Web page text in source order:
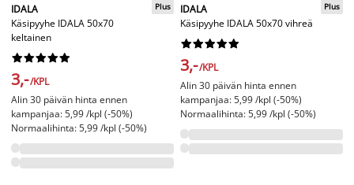
IDALA
Käsipyyhe IDALA 50x70
keltainen
Plus






3,-/KPL
Alin 30 päivän hinta ennen
kampanjaa: 5,99 /kpl (-50%)
Normaalihinta: 5,99 /kpl (-50%)
IDALA
Käsipyyhe IDALA 50x70 vihreä
Plus






3,-/KPL
Alin 30 päivän hinta ennen
kampanjaa: 5,99 /kpl (-50%)
Normaalihinta: 5,99 /kpl (-50%)